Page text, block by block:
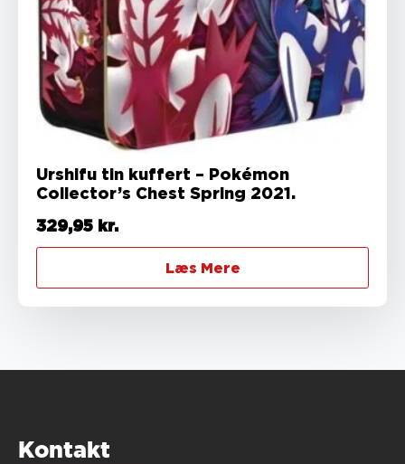
Urshifu tin kuffert – Pokémon
Collector’s Chest Spring 2021.
329,95 kr.
Læs Mere
Kontakt